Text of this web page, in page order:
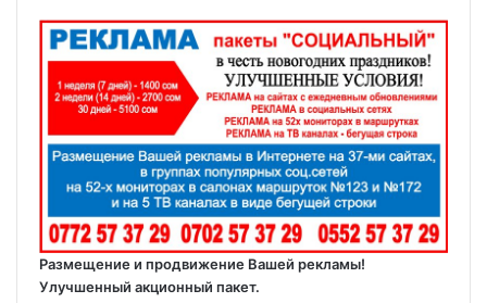
Размещение и продвижение Вашей рекламы!
Улучшенный акционный пакет.